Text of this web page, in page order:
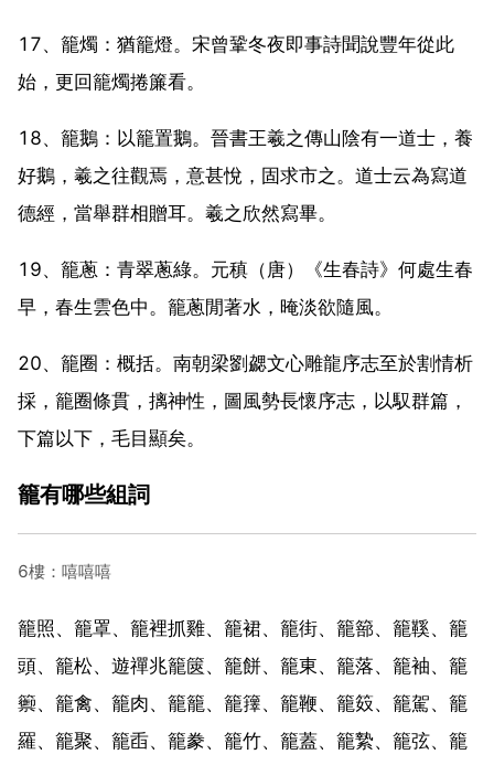
17、籠燭：猶籠燈。宋曾鞏冬夜即事詩聞說豐年從此
始，更回籠燭捲簾看。
18、籠鵝：以籠置鵝。晉書王羲之傳山陰有一道士，養
好鵝，羲之往觀焉，意甚悅，固求市之。道士云為寫道
德經，當舉群相贈耳。羲之欣然寫畢。
19、籠蔥：青翠蔥綠。元稹（唐）《生春詩》何處生春
早，春生雲色中。籠蔥閒著水，晻淡欲隨風。
20、籠圈：概括。南朝梁劉勰文心雕龍序志至於割情析
採，籠圈條貫，摛神性，圖風勢長懷序志，以馭群篇，
下篇以下，毛目顯矣。
籠有哪些組詞
6樓：嘻嘻嘻
籠照、籠罩、籠裡抓雞、籠裙、籠街、籠篰、籠鞵、籠
頭、籠松、遊禪兆籠篋、籠餅、籠東、籠落、籠袖、籠
籞、籠禽、籠肉、籠籠、籠籜、籠鞭、籠笯、籠駕、籠
羅、籠聚、籠臿、籠豢、籠竹、籠蓋、籠縶、籠弦、籠